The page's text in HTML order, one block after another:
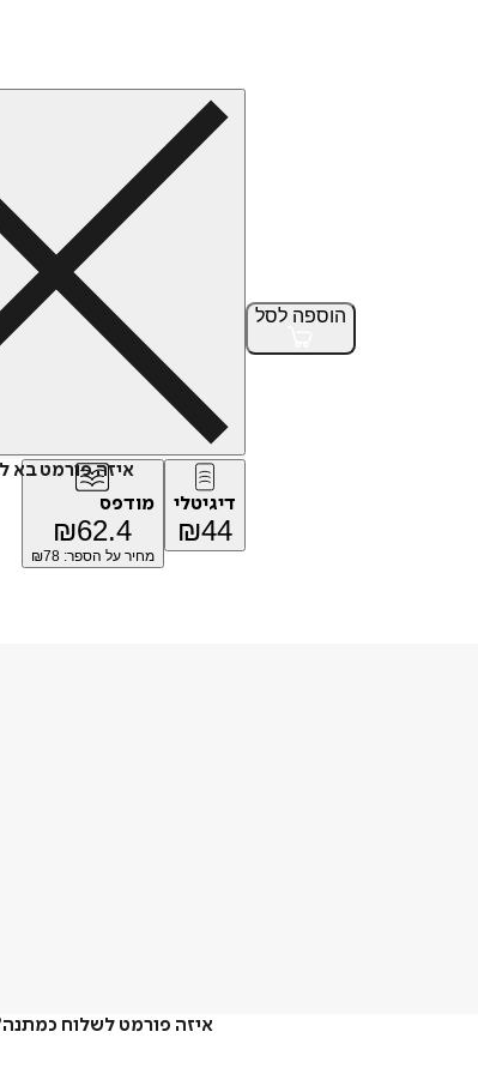
הוספה לסל
איזה פורמט בא
דיגיטלי
₪44
מודפס
₪62.4
מחיר על הספר: ₪78
איזה פורמט לשלוח